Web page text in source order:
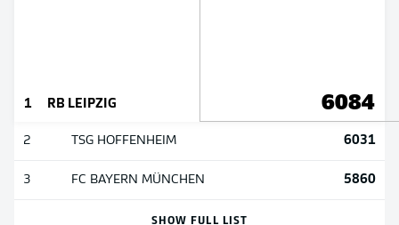
1 RB LEIPZIG 6084
2 TSG HOFFENHEIM 6031
3 FC BAYERN MÜNCHEN 5860
SHOW FULL LIST